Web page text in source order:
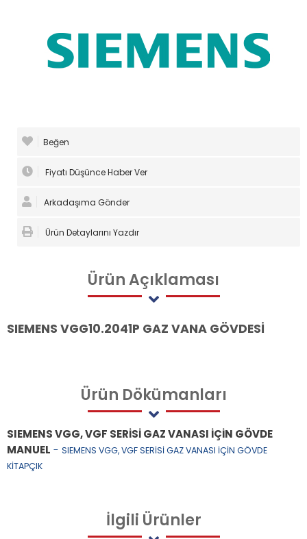
Beğen
Fiyatı Düşünce Haber Ver
Arkadaşıma Gönder
Ürün Detaylarını Yazdır
ÜrünAçıklaması
SIEMENS VGG10.2041P GAZ VANA GÖVDESİ
Ürün Dökümanları
SIEMENS VGG, VGF SERİSİ GAZ VANASI İÇİN GÖVDE
MANUEL - SIEMENS VGG, VGF SERİSİ GAZ VANASI İÇİN GÖVDE
KİTAPÇIK
İlgili Ürünler